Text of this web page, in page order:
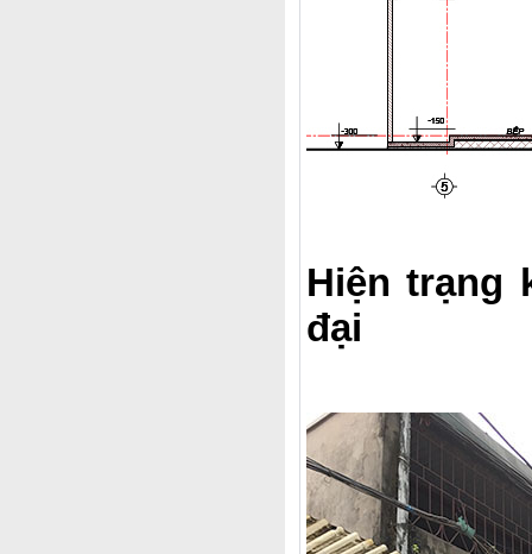
Hiện trạng
đại